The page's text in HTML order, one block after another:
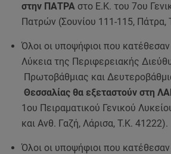
στην ΠΑΤΡΑ στο Ε.Κ. του 7ου
Πατρών (Σουνίου 111-115, Πάτρα,
Όλοι οι υποψήφιοι που
Λύκεια της Περιφερειακής
Πρωτοβάθμιας και
Θεσσαλίας θα εξεταστούν στη
1ου Πειραματικού Γενικού
και Ανθ. Γαζή, Λάρισα, Τ.Κ. 41222).
Όλοι οι υποψήφιοι που